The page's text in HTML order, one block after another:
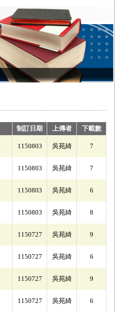
制訂日期 上傳者 下載數
1150803 吳苑綺 7
1150803 吳苑綺 7
1150803 吳苑綺 6
1150803 吳苑綺 8
1150727 吳苑綺 9
1150727 吳苑綺 6
1150727 吳苑綺 9
1150727 吳苑綺 6